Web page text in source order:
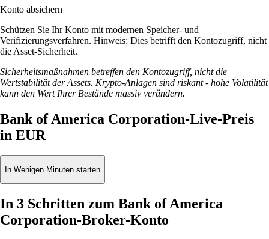
Konto absichern
Schützen Sie Ihr Konto mit modernen Speicher- und
Verifizierungsverfahren. Hinweis: Dies betrifft den Kontozugriff, nicht
die Asset-Sicherheit.
Sicherheitsmaßnahmen betreffen den Kontozugriff, nicht die
Wertstabilität der Assets. Krypto-Anlagen sind riskant - hohe Volatilität
kann den Wert Ihrer Bestände massiv verändern.
Bank of America Corporation-Live-Preis
in EUR
In Wenigen Minuten starten
In 3 Schritten zum Bank of America
Corporation-Broker-Konto